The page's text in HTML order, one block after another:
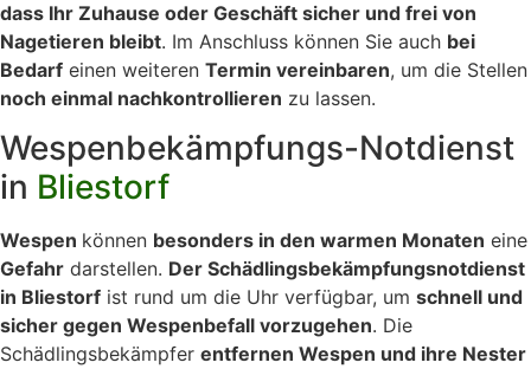
dass Ihr Zuhause oder Geschäft sicher und frei von
Nagetieren bleibt. Im Anschluss können Sie auch bei
Bedarf einen weiteren Termin vereinbaren, um die Stellen
noch einmal nachkontrollieren zu lassen.
Wespenbekämpfungs-Notdienst
in Bliestorf
Wespen können besonders in den warmen Monaten eine
Gefahr darstellen. Der Schädlingsbekämpfungsnotdienst
in Bliestorf ist rund um die Uhr verfügbar, um schnell und
sicher gegen Wespenbefall vorzugehen. Die
Schädlingsbekämpfer entfernen Wespen und ihre Nester